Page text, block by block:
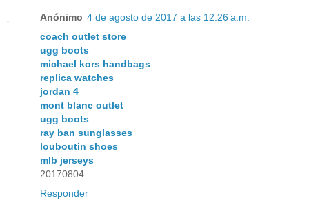
Anónimo 4 de agosto de 2017 a las 12:26 a.m.
coach outlet store
ugg boots
michael kors handbags
replica watches
jordan 4
mont blanc outlet
ugg boots
ray ban sunglasses
louboutin shoes
mlb jerseys
20170804
Responder